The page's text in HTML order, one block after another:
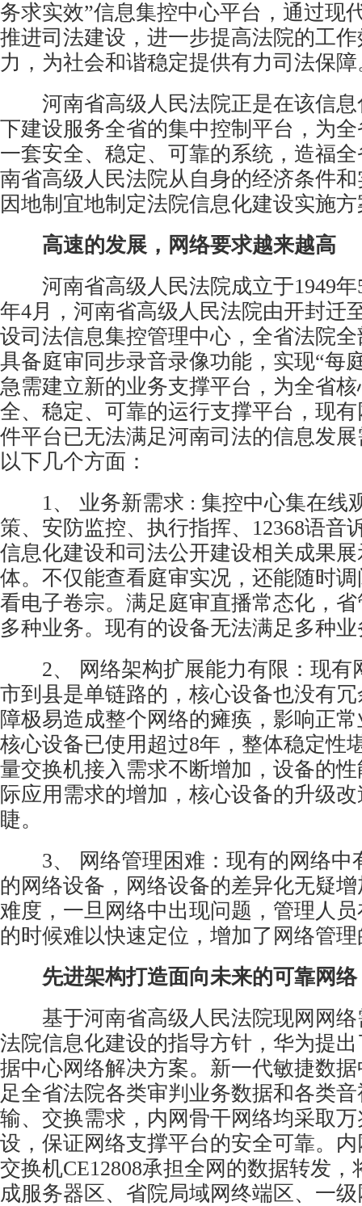
务求实效”信息集控中心平台，通过现
推进司法建设，进一步提高法院的工
力，为社会和谐稳定提供有力司法保障
河南省高级人民法院正是在该信息
下建设服务全省的集中控制平台，为
一套安全、稳定、可靠的系统，造福
南省高级人民法院从自身的经济条件
因地制宜地制定法院信息化建设实施
高速的发展，网络要求越来越高
河南省高级人民法院成立于1949年
年4月，河南省高级人民法院由开封迁
设司法信息集控管理中心，全省法院
具备庭审同步录音录像功能，实现“每
急需建立新的业务支撑平台，为全省
全、稳定、可靠的运行支撑平台，现
件平台已无法满足河南司法的信息发
以下几个方面：
1、 业务新需求 : 集控中心集在线
策、 安防监控、执行指挥、12368语音
信息化建设和司法公开建设相关成果
体。不仅能查看庭审实况，还能随时
看电子卷宗。满足庭审直播常态化，
多种业务。现有的设备无法满足多种
2、 网络架构扩展能力有限：现有
市到县是单链路的，核心设备也没有
障极易造成整个网络的瘫痪，影响正
核心设备已使用超过8年，整体稳定性
量交换机接入需求不断增加，设备的
际应用需求的增加，核心设备的升级
睫。
3、 网络管理困难：现有的网络中
的网络设备，网络设备的差异化无疑
难度，一旦网络中出现问题，管理人
的时候难以快速定位，增加了网络管
先进架构打造面向未来的可靠网络
基于河南省高级人民法院现网网络
法院信息化建设的指导方针，华为提
据中心网络解决方案。新一代敏捷数
足全省法院各类审判业务数据和各类
输、交换需求，内网骨干网络均采取
设，保证网络支撑平台的安全可靠。
交换机CE12808承担全网的数据转发
成服务器区、省院局域网终端区、一